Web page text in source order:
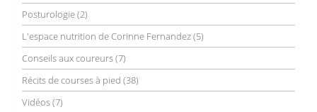
Posturologie(2)
L'espace nutrition de Corinne Fernandez(5)
Conseils aux coureurs(7)
Récits de courses à pied (38)
Vidéos(7)